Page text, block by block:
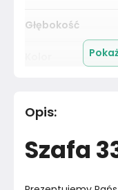
Głębokość
Liczba drzwi
Rodzaj drzwi
Dopuszczalne
Opis:
Szafa